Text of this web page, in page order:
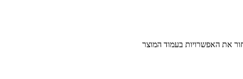
את האפשרויות בעמוד המוצר